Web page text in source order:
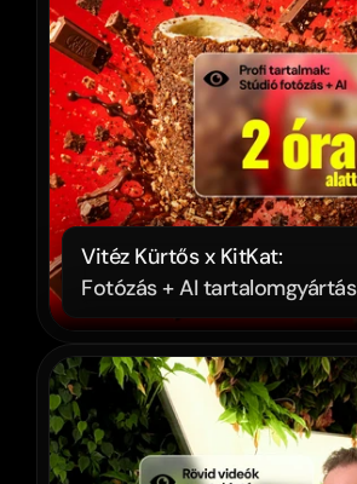
Vitéz Kürtős x KitKat:
Fotózás + AI tartalomgyártás